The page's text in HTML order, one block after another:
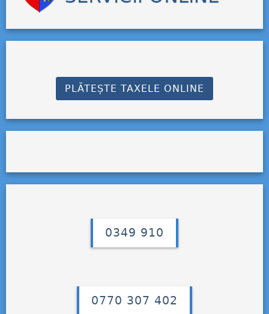
PLĂTEȘTE TAXELE ONLINE
0349 910
0770 307 402